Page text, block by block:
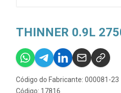
THINNER 0.9L
Código do Fabricante: 000081-23
Código: 17816